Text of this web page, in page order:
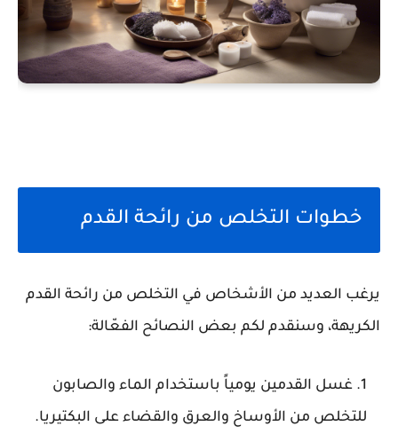
خطوات التخلص من رائحة القدم
يرغب العديد من الأشخاص في التخلص من رائحة القدم
الكريهة، وسنقدم لكم بعض النصائح الفعّالة:
غسل القدمين يومياً باستخدام الماء والصابون
للتخلص من الأوساخ والعرق والقضاء على البكتيريا.